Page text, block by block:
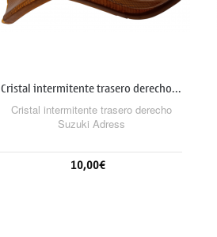
Cristal intermitente trasero derecho...
Cristal intermitente trasero derecho
Suzuki Adress
10,00€